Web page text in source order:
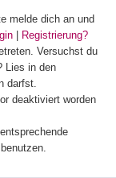
melde dich an und
|
Registrierung?
Versuchst du
Lies in den
darfst.
deaktiviert worden